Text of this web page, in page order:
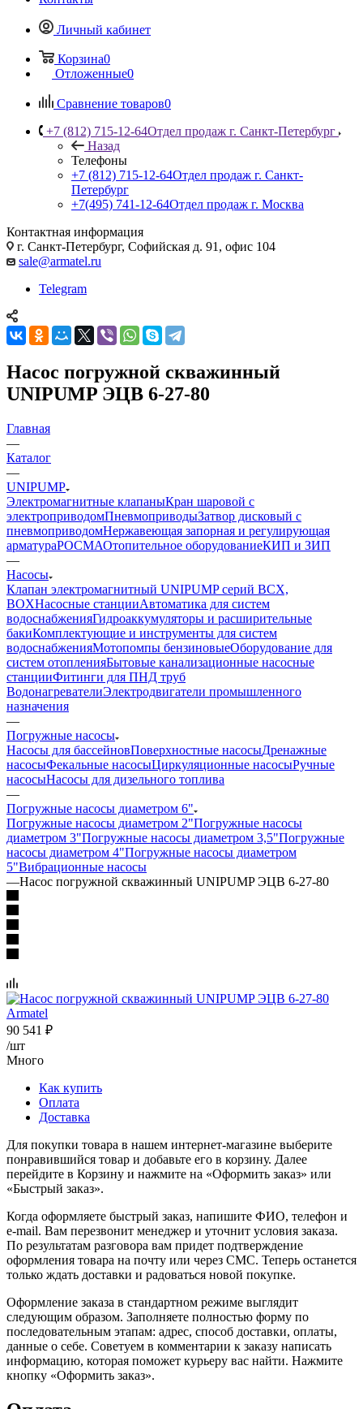
Личный кабинет
Корзина0
Отложенные0
Сравнение товаров0
+7 (812) 715-12-64Отдел продаж г. Санкт-Петербург
Назад
Телефоны
+7 (812) 715-12-64Отдел продаж г. Санкт-
Петербург
+7(495) 741-12-64Отдел продаж г. Москва
Контактная информация
г. Санкт-Петербург, Софийская д. 91, офис 104
sale@armatel.ru
Telegram
Насос погружной скважинный
UNIPUMP ЭЦВ 6-27-80
Главная
—
Каталог
—
UNIPUMP
Электромагнитные клапаныКран шаровой с
электроприводомПневмоприводыЗатвор дисковый с
пневмоприводомНержавеющая запорная и регулирующая
арматураРОСМАОтопительное оборудованиеКИП и ЗИП
—
Насосы
Клапан электромагнитный UNIPUMP серий BCX,
BOXНасосные станцииАвтоматика для систем
водоснабженияГидроаккумуляторы и расширительные
бакиКомплектующие и инструменты для систем
водоснабженияМотопомпы бензиновыеОборудование для
систем отопленияБытовые канализационные насосные
станцииФитинги для ПНД труб
ВодонагревателиЭлектродвигатели промышленного
назначения
—
Погружные насосы
Насосы для бассейновПоверхностные насосыДренажные
насосыФекальные насосыЦиркуляционные насосыРучные
насосыНасосы для дизельного топлива
—
Погружные насосы диаметром 6"
Погружные насосы диаметром 2"Погружные насосы
диаметром 3"Погружные насосы диаметром 3,5"Погружные
насосы диаметром 4"Погружные насосы диаметром
5"Вибрационные насосы
—Насос погружной скважинный UNIPUMP ЭЦВ 6-27-80
90 541 ₽
/шт
Много
Как купить
Оплата
Доставка
Для покупки товара в нашем интернет-магазине выберите
понравившийся товар и добавьте его в корзину. Далее
перейдите в Корзину и нажмите на «Оформить заказ» или
«Быстрый заказ».
Когда оформляете быстрый заказ, напишите ФИО, телефон и
e-mail. Вам перезвонит менеджер и уточнит условия заказа.
По результатам разговора вам придет подтверждение
оформления товара на почту или через СМС. Теперь останется
только ждать доставки и радоваться новой покупке.
Оформление заказа в стандартном режиме выглядит
следующим образом. Заполняете полностью форму по
последовательным этапам: адрес, способ доставки, оплаты,
данные о себе. Советуем в комментарии к заказу написать
информацию, которая поможет курьеру вас найти. Нажмите
кнопку «Оформить заказ».